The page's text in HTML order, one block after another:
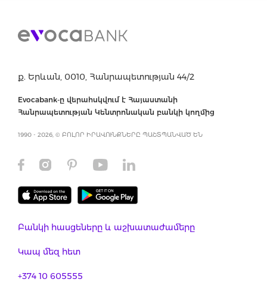
ք. Երևան, 0010, Հանրապետության 44/2
Evocabank-ը վերահսկվում է Հայաստանի
Հանրապետության Կենտրոնական բանկի կողմից
1990 - 2026, © ԲՈԼՈՐ ԻՐԱՎՈՒՆՔՆԵՐԸ ՊԱՇՏՊԱՆՎԱԾ ԵՆ
Բանկի հասցեները և աշխատաժամերը
Կապ մեզ հետ
+374 10 605555